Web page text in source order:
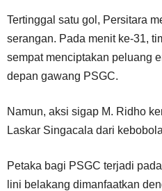
Tertinggal satu gol, Persitara
serangan. Pada menit ke-31,
sempat menciptakan peluang
depan gawang PSGC.
Namun, aksi sigap M. Ridho
Laskar Singacala dari
Petaka bagi PSGC terjadi
lini belakang dimanfaatkan